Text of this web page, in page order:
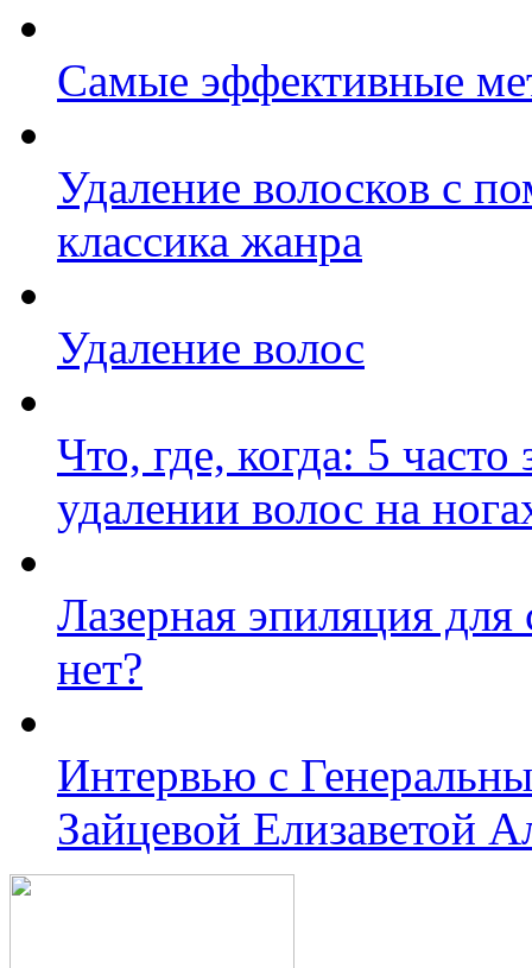
Самые эффективные
Удаление волосков с
классика жанра
Удаление волос
Что, где, когда: 5
удалении волос на
Лазерная эпиляция
нет?
Интервью с
Зайцевой Елизаветой